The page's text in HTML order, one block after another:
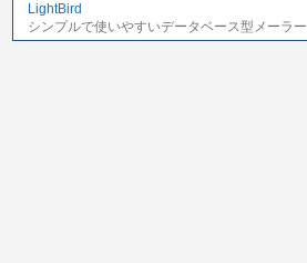
LightBird
シンプルで使いやすいデータベース型メーラー